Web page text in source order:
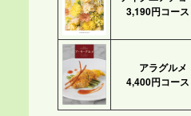
3,190円コース
アラグルメ
4,400円コース